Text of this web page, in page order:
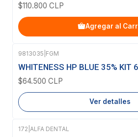
$110.800 CLP
Agregar al
Agotado
9813035 FGM
WHITENESS HP BLUE 35% KIT
$64.500 CLP
Ver detalles
172 ALFA DENTAL